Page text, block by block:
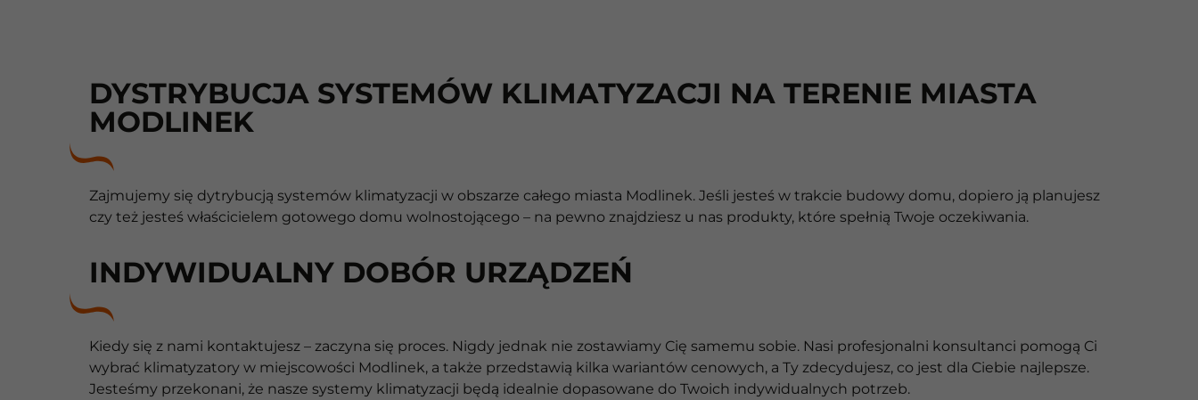
DYSTRYBUCJA SYSTEMÓW KLIMATYZACJI NA TERENIE MIASTA
MODLINEK
Zajmujemy się dytrybucją systemów klimatyzacji w obszarze całego miasta Modlinek. Jeśli jesteś w trakcie budowy domu, dopiero ją planujesz
czy też jesteś właścicielem gotowego domu wolnostojącego – na pewno znajdziesz u nas produkty, które spełnią Twoje oczekiwania.
INDYWIDUALNY DOBÓR URZĄDZEŃ
Kiedy się z nami kontaktujesz – zaczyna się proces. Nigdy jednak nie zostawiamy Cię samemu sobie. Nasi profesjonalni konsultanci pomogą Ci
wybrać klimatyzatory w miejscowości Modlinek, a także przedstawią kilka wariantów cenowych, a Ty zdecydujesz, co jest dla Ciebie najlepsze.
Jesteśmy przekonani, że nasze systemy klimatyzacji będą idealnie dopasowane do Twoich indywidualnych potrzeb.